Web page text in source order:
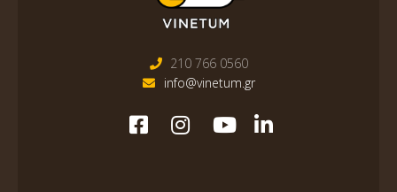
210 766 0560
info@vinetum.gr